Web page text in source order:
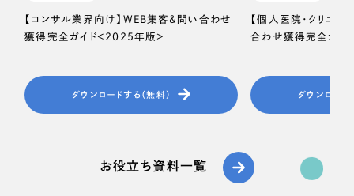
【コンサル業界向け】WEB集客＆問い合わせ
獲得完全ガイド＜2025年版＞
ダウンロードする（無料）
【個人医院・クリニッ
合わせ獲得完全ガイ
ダウンロード
お役立ち資料一覧